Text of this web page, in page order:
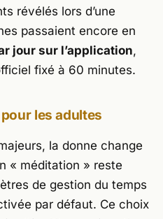
révélés lors d’une
passaient encore en
jour sur l’application,
fixé à 60 minutes.
les adultes
la donne change
« méditation » reste
de gestion du temps
par défaut. Ce choix